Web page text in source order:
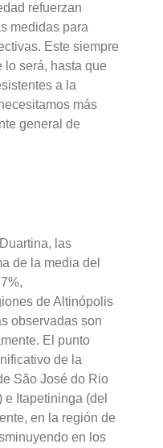
refuerzan
medidas para
Este siempre
lo será, hasta que
a la
más
general de
las
de la media del
de Altinópolis
observadas son
El punto
de la
São José do Rio
e Itapetininga (del
en la región de
en los